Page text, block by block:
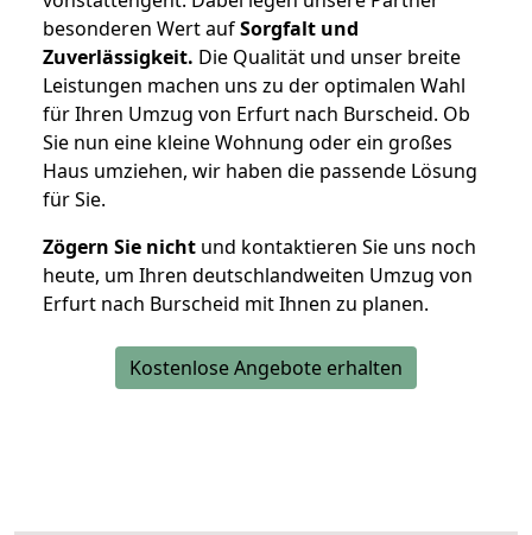
besonderen Wert aufSorgfalt und
Zuverlässigkeit. Die Qualität und unser breite
Leistungen machen uns zu der optimalen Wahl
für Ihren Umzug von Erfurt nach Burscheid. Ob
Sie nun eine kleine Wohnung oder ein großes
Haus umziehen, wir haben die passende Lösung
für Sie.
Zögern Sie nicht und kontaktieren Sie uns noch
heute, um Ihren deutschlandweiten Umzug von
Erfurt nach Burscheid mit Ihnen zu planen.
Kostenlose Angebote erhalten